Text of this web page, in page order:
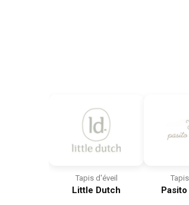
Tapis d'éveil
Little Dutch